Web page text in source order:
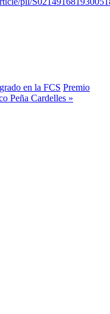
en la FCS Premio
Peña Cardelles »